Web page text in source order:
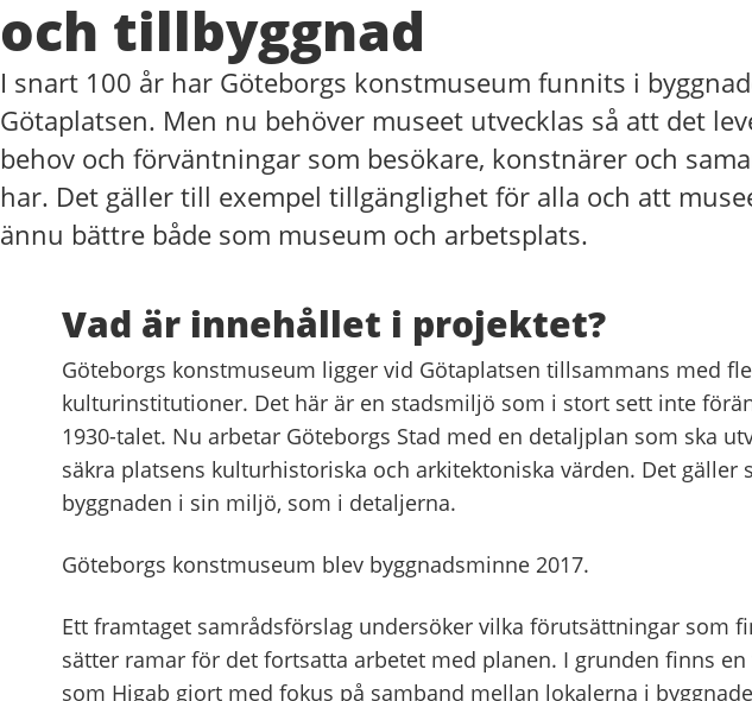
och tillbyggnad
I snart 100 år har Göteborgs konstmuseum funnits i
Götaplatsen. Men nu behöver museet utvecklas så att det
behov och förväntningar som besökare, konstnärer och
har. Det gäller till exempel tillgänglighet för alla och att
ännu bättre både som museum och arbetsplats.
Vad är innehållet i projektet?
Göteborgs konstmuseum ligger vid Götaplatsen tillsammans med
kulturinstitutioner. Det här är en stadsmiljö som i stort sett inte
1930-talet. Nu arbetar Göteborgs Stad med en detaljplan som ska
säkra platsens kulturhistoriska och arkitektoniska värden. Det gäller
byggnaden i sin miljö, som i detaljerna.
Göteborgs konstmuseum blev byggnadsminne 2017.
Ett framtaget samrådsförslag undersöker vilka förutsättningar som
sätter ramar för det fortsatta arbetet med planen. I grunden finns
som Higab gjort med fokus på samband mellan lokalerna i